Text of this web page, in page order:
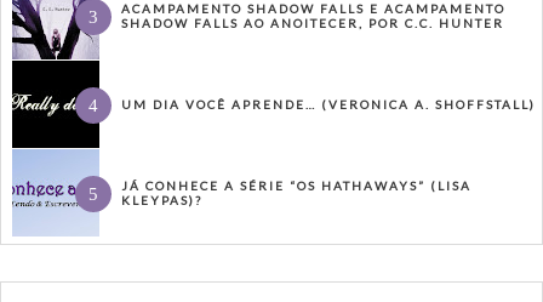
ACAMPAMENTO SHADOW FALLS E ACAMPAMENTO
SHADOW FALLS AO ANOITECER, POR C.C. HUNTER
UM DIA VOCÊ APRENDE… (VERONICA A. SHOFFSTALL)
JÁ CONHECE A SÉRIE “OS HATHAWAYS” (LISA
KLEYPAS)?